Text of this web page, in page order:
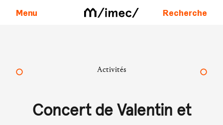
Menu Recherche
Activités
Concert de Valentin et